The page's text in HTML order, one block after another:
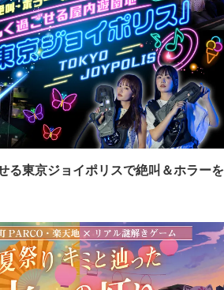
る東京ジョイポリスで絶叫＆ホラーを